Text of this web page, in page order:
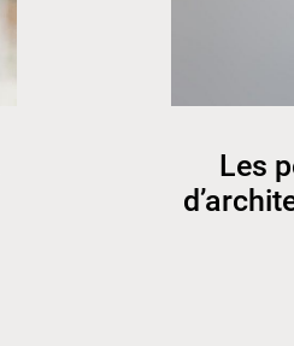
Les